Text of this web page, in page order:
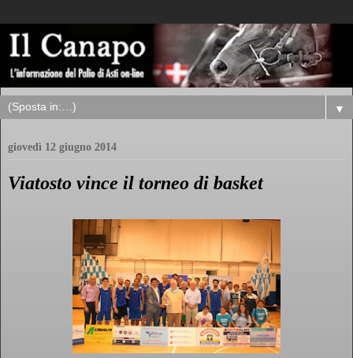
▼
giovedì 12 giugno 2014
Viatosto vince il torneo di basket